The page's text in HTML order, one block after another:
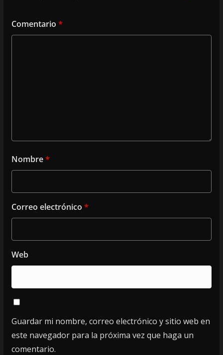
Comentario *
Nombre*
Correo electrónico *
Web
Guardar mi nombre, correo electrónico y sitio web en
este navegador para la próxima vez que haga un
comentario.